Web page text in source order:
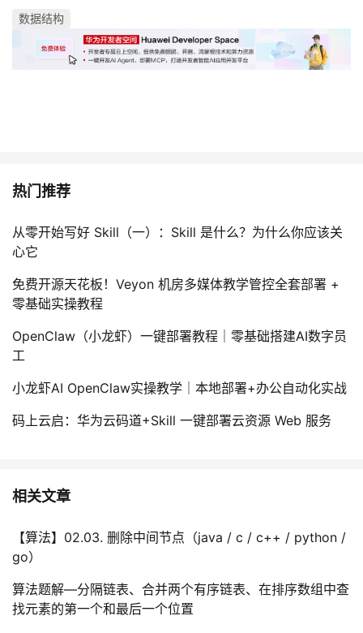
数据结构
热门推荐
从零开始写好 Skill（一）：Skill 是什么？为什么你应该关
心它
免费开源天花板！Veyon 机房多媒体教学管控全套部署 +
零基础实操教程
OpenClaw（小龙虾）一键部署教程｜零基础搭建AI数字员
工
小龙虾AI OpenClaw实操教学｜本地部署+办公自动化实战
码上云启：华为云码道+Skill 一键部署云资源 Web 服务
相关文章
【算法】02.03. 删除中间节点（java / c / c++ / python /
go）
算法题解—分隔链表、合并两个有序链表、在排序数组中查
找元素的第一个和最后一个位置